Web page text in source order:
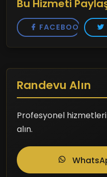
Bu Hizmeti
FACEBOOK
Randevu Alın
Profesyonel
alın.